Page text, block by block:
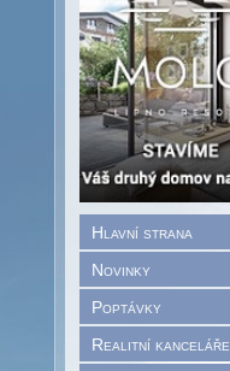
Hlavní strana
Novinky
Poptávky
Realitní kanceláře